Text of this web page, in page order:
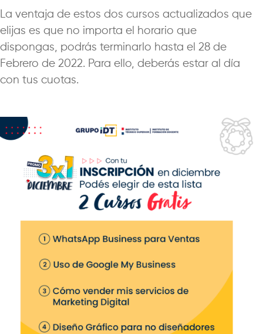
La ventaja de estos dos cursos actualizados que
elijas es que no importa el horario que
dispongas, podrás terminarlo hasta el 28 de
Febrero de 2022. Para ello, deberás estar al día
con tus cuotas.